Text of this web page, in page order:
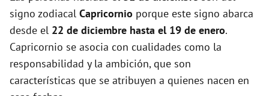
signo zodiacal Capricornio porque este signo abarca
desde el 22 de diciembre hasta el 19 de enero.
Capricornio se asocia con cualidades como la
responsabilidad y la ambición, que son
características que se atribuyen a quienes nacen en